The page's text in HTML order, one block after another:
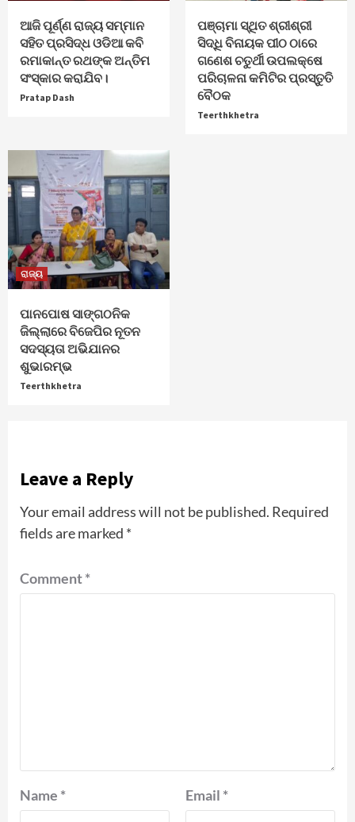
ଆଜି ପୂର୍ଣ୍ଣ ରାଜ୍ୟ ସମ୍ମାନ
ସହିତ ପ୍ରସିଦ୍ଧ ଓଡିଆ କବି
ରମାକାନ୍ତ ରଥଙ୍କ ଅନ୍ତିମ
ସଂସ୍କାର କରାଯିବ।
Pratap Dash
ପଞ୍ଚାମା ସ୍ଥିତ ଶ୍ରୀଶ୍ରୀ
ସିଦ୍ଧି ବିନାୟକ ପୀଠ ଠାରେ
ଗଣେଶ ଚତୁର୍ଥୀ ଉପଲକ୍ଷେ
ପରିଚାଳନା କମିଟିର ପ୍ରସ୍ତୁତି
ବୈଠକ
Teerthkhetra
ରାଜ୍ୟ
ପାନପୋଷ ସାଙ୍ଗଠନିକ
ଜିଲ୍ଲାରେ ବିଜେପିର ନୂତନ
ସଦସ୍ୟତା ଅଭିଯାନର
ଶୁଭାରମ୍ଭ
Teerthkhetra
Leave a Reply
Your email address will not be published. Required
fields are marked *
Comment*
Name * Email *